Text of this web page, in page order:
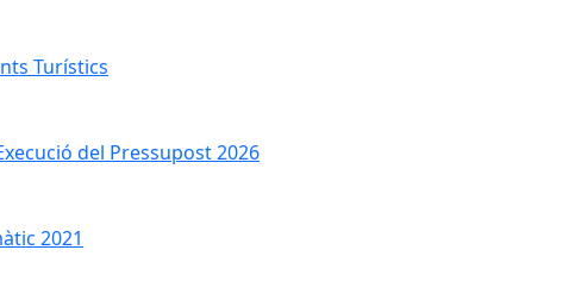
Turístics
del Pressupost 2026
2021